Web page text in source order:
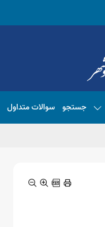
جستجو سوالات متداول